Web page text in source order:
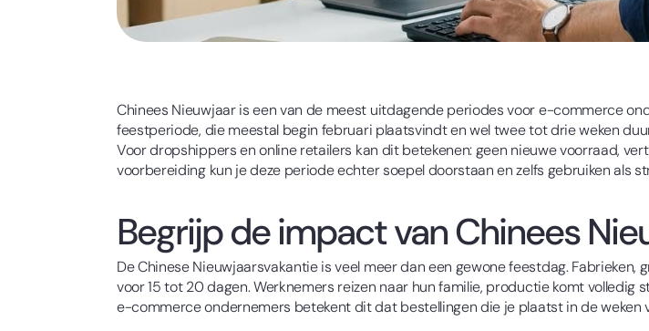
Chinees Nieuwjaar is een van de meest uitdagende periodes voor e-commerce
feestperiode, die meestal begin februari plaatsvindt en wel twee tot drie weken
Voor dropshippers en online retailers kan dit betekenen: geen nieuwe voorraad,
voorbereiding kun je deze periode echter soepel doorstaan en zelfs gebruiken als
Begrijp de impact van Chinees
De Chinese Nieuwjaarsvakantie is veel meer dan een gewone feestdag.
voor 15 tot 20 dagen. Werknemers reizen naar hun familie, productie komt
e-commerce ondernemers betekent dit dat bestellingen die je plaatst in de